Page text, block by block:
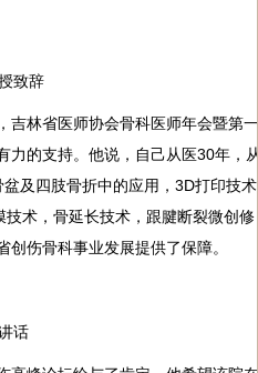
致辞
林省医师协会骨科医师年会暨第一
力的支持。他说，自己从医30年，从
及四肢骨折中的应用，3D打印技术
术，骨延长技术，跟腱断裂微创修
伤骨科事业发展提供了保障。
话